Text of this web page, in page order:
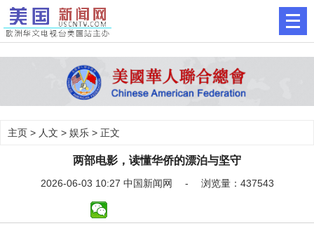
主页 > 人文 > 娱乐 > 正文
两部电影，读懂华侨的漂泊与坚守
2026-06-03 10:27 中国新闻网 - 浏览量：437543